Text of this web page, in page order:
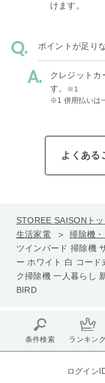
けます。
ポイントが足り
クレジットカ
す。
※1
※1 併用払いは
よくある
STOREE SAISONト
生活家電
掃除機
ツインバード 掃除機
ー ホワイト 白 コー
ク掃除機 一人暮らし
BIRD
条件検索 ランキン
ログイン